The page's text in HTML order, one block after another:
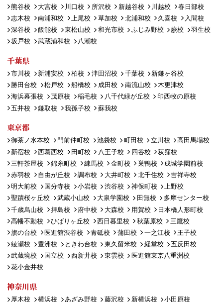
熊谷校 大宮校 川口校 所沢校 新越谷校 川越校
春日部校
志木校
南浦和校 上尾校 草加校 北浦和校 久喜校
入間校
深谷校
飯能校 東松山校 和光市校 ふじみ野校 蕨校
羽生校
坂戸校
武蔵浦和校 八潮校
千葉県
市川校 新浦安校 柏校 津田沼校 千葉校
新鎌ヶ谷校
勝田台校
松戸校 船橋校 成田校 南流山校
木更津校
海浜幕張校
茂原校 稲毛校 八千代緑が丘校
印西牧の原校
五井校
鎌取校 我孫子校 蘇我校
東京都
御茶ノ水本校 門前仲町校 池袋校 町田校 立川校
高田馬場校
新宿校
西葛西校 田町校 八王子校 四谷校
荻窪校
三軒茶屋校
錦糸町校 練馬校 金町校 巣鴨校
成城学園前校
赤羽校
自由が丘校 調布校 大井町校 北千住校
吉祥寺校
明大前校
国分寺校 小岩校 渋谷校 神保町校
上野校
聖蹟桜ヶ丘校
武蔵小山校 大泉学園校 田無校
多摩センター校
千歳烏山校
拝島校 府中校 大森校 用賀校
日本橋人形町校
高幡不動校
ひばりヶ丘校 西日暮里校 秋葉原校
三鷹校
旗の台校
医進館渋谷校 青砥校 蒲田校 一之江校
王子校
綾瀬校
豊洲校 ときわ台校 東久留米校 経堂校
五反田校
武蔵境校
国立校 西新井校 東雲校
医進館東京八重洲校
花小金井校
神奈川県
厚木校 横浜校 あざみ野校 藤沢校 新横浜校
小田原校